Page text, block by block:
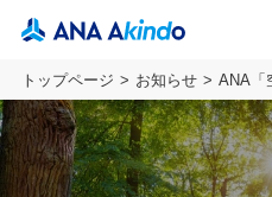
トップページ お知らせ ANA「